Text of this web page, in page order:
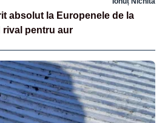
absolut la Europenele de la
rival pentru aur